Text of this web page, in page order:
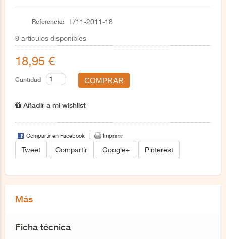
Referencia: L/11-2011-16
9 artículos disponibles
18,95 €
Cantidad
Añadir a mi wishlist
Compartir en Facebook Imprimir
Tweet Compartir Google+ Pinterest
Más
Ficha técnica